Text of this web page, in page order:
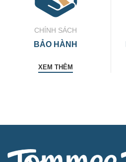
CHÍNH SÁCH
BẢO HÀNH
XEM THÊM